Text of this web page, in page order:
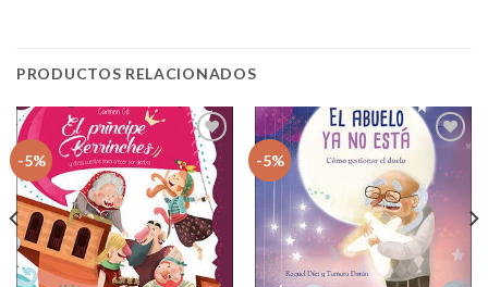
PRODUCTOS RELACIONADOS
-5%
Añadir
a la
lista
de
deseos
-5%
Añadir
a la
lista
de
deseos